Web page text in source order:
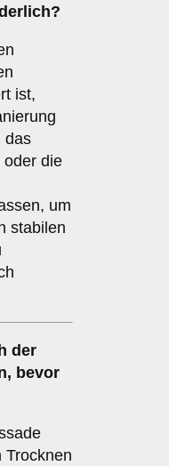
ist,
das
oder die
um
stabilen
der
bevor
Trocknen